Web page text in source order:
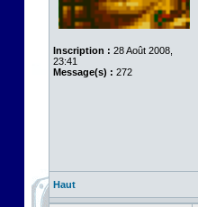
Inscription : 28 Août 2008,
23:41
Message(s) : 272
Haut